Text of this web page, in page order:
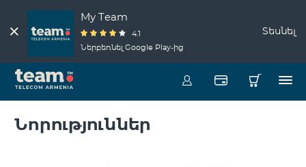
My Team
4.1
Ներբեռնել Google Play-ից
Տեսնել
Նորություններ